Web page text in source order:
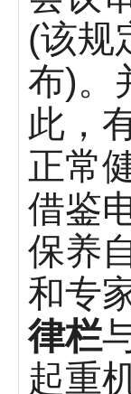
(该规
布)。
此，
正常
借鉴
保养
和专
律栏
起重